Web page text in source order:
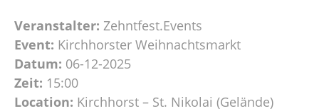
Veranstalter: Zehntfest.Events
Event: Kirchhorster Weihnachtsmarkt
Datum: 06-12-2025
Zeit: 15:00
Location: Kirchhorst – St. Nikolai (Gelände)